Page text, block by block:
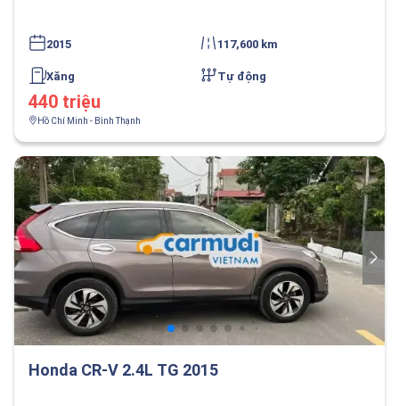
2015 117,600 km
Xăng Tự động
440 triệu
Hồ Chí Minh - Bình Thạnh
Honda CR-V 2.4L TG 2015